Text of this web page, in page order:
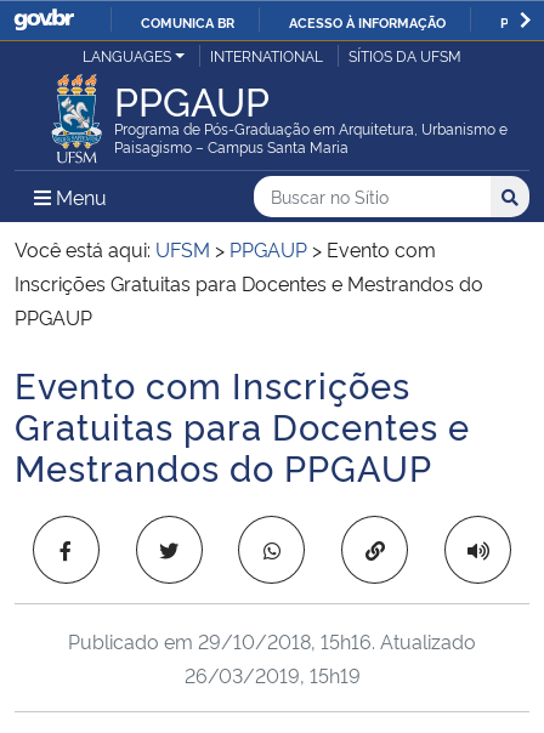
IR
O
CONTEÚDO
COMUNICA BR ACESSO À INFORMAÇÃO
Ministério da Justiça e Segurança Pública
Ministério da Defesa
Ministério das Relações Exteriores
Ministério da Economia
Ministério da Infraestrutura
Ministério da Agricultura, Pecuária e Abastecimento
Ministério da Cidadania
LANGUAGES INTERNATIONAL SÍTIOS DA UFSM
PPGAUP
Programa de Pós-Graduação em Arquitetura, Urbanismo e
Paisagismo – Campus Santa Maria
Menu Menu Principal do Sítio
Busca
Buscar no no Sítio
Busca:
Você está aqui: UFSM > PPGAUP > Evento com
Inscrições Gratuitas para Docentes e Mestrandos do
PPGAUP
Início do conteúdo
Evento com Inscrições
Gratuitas para Docentes e
Mestrandos do PPGAUP
Copiar para área
Publicado em 29/10/2018, 15h16. Atualizado
26/03/2019, 15h19